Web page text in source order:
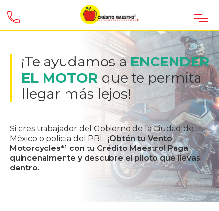
¡Te ayudamos aENCENDER
EL MOTOR que te permita
llegar más lejos!
Si eres trabajador del Gobierno de la Ciudad de
México o policía del PBI. ¡Obtén tu Vento
Motorcycles*¹ con tu Crédito Maestro! Paga
quincenalmente y descubre el piloto que llevas
dentro.